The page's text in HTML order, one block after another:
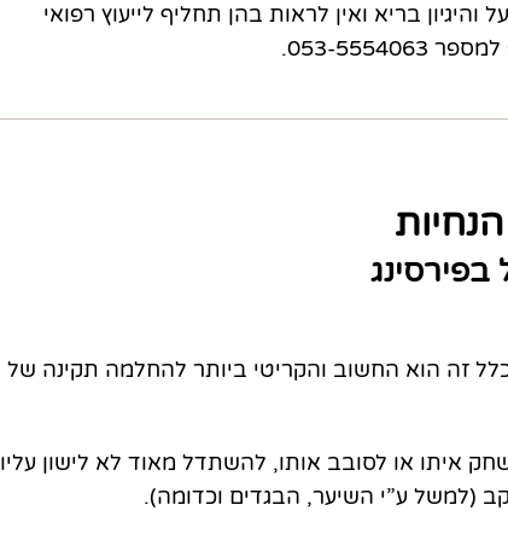
בריא ואין לראות בהן תחליף לייעוץ רפואי
בפירסינג
כלל זה הוא החשוב והקריטי ביותר להחלמה תקינה של
איתו או לסובב אותו, להשתדל מאוד לא לישון עליו
(למשל ע”י השיער, הבגדים וכדומה).